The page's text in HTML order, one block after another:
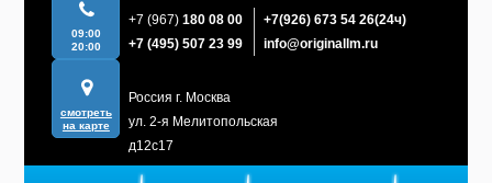
09:00
20:00
+7 (967)180 08 00
+7 (495)507 23 99
+7(926)673 54 26(24ч)
info@originallm.ru
смотреть
на карте
Россия г. Москва
ул. 2-я Мелитопольская
д12c17